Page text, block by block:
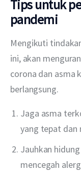
Tips untuk
pandemi
Mengikuti
ini, akan
corona dan asma
berlangsung.
Jaga asma
yang tepat dan
Jauhkan
mencegah